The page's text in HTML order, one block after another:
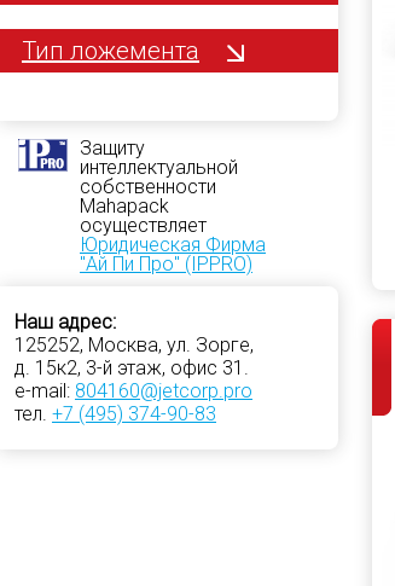
Тип ложемента
Защиту
интеллектуальной
собственности
Mahapack
осуществляет
Юридическая Фирма
"Ай Пи Про" (IPPRO)
Наш адрес:
125252, Москва, ул. Зорге,
д. 15к2, 3-й этаж, офис 31.
e-mail: 804160@jetcorp.pro
тел. +7 (495) 374-90-83